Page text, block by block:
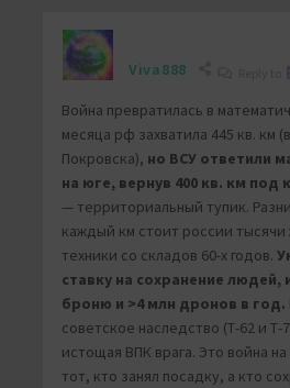
Viva888
Война превратилась в
месяца рф захватила 445 кв. км
Покровска), но ВСУ ответили
на юге, вернув 400 кв. км под
— территориальный тупик.
каждый км стоит россии
техники со складов 60-х годов.
ставку на сохранение людей,
броню и >4 млн дронов в год.
советское наследство (Т-62 и
истощая ВПК врага. Это война
тот, кто занял посадку, а кто